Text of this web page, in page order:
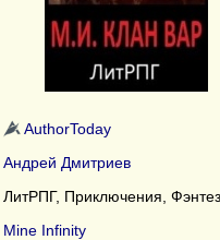
AuthorToday
Андрей Дмитриев
ЛитРПГ, Приключения,
Mine Infinity